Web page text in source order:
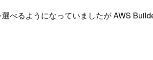
べるようになっていましたが AWS